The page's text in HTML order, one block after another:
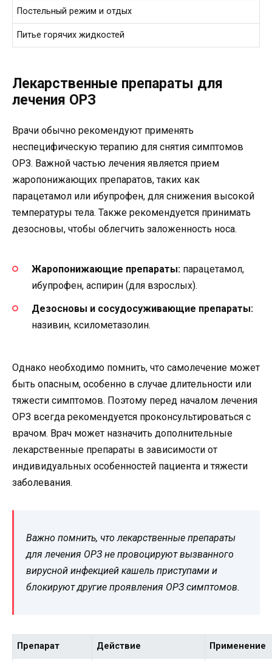
Постельный режим и отдых
Питье горячих жидкостей
Лекарственные препараты для
лечения ОРЗ
Врачи обычно рекомендуют применять
неспецифическую терапию для снятия симптомов
ОРЗ. Важной частью лечения является прием
жаропонижающих препаратов, таких как
парацетамол или ибупрофен, для снижения высокой
температуры тела. Также рекомендуется принимать
дезосновы, чтобы облегчить заложенность носа.
Жаропонижающие препараты: парацетамол,
ибупрофен, аспирин (для взрослых).
Дезосновы и сосудосуживающие препараты:
називин, ксилометазолин.
Однако необходимо помнить, что самолечение может
быть опасным, особенно в случае длительности или
тяжести симптомов. Поэтому перед началом лечения
ОРЗ всегда рекомендуется проконсультироваться с
врачом. Врач может назначить дополнительные
лекарственные препараты в зависимости от
индивидуальных особенностей пациента и тяжести
заболевания.
Важно помнить, что лекарственные препараты
для лечения ОРЗ не провоцируют вызванного
вирусной инфекцией кашель приступами и
блокируют другие проявления ОРЗ симптомов.
Препарат Действие Применение